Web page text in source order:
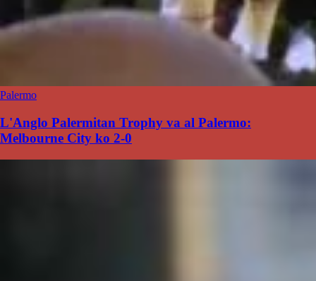
Palermo
L'Anglo Palermitan Trophy va al Palermo:
Melbourne City ko 2-0